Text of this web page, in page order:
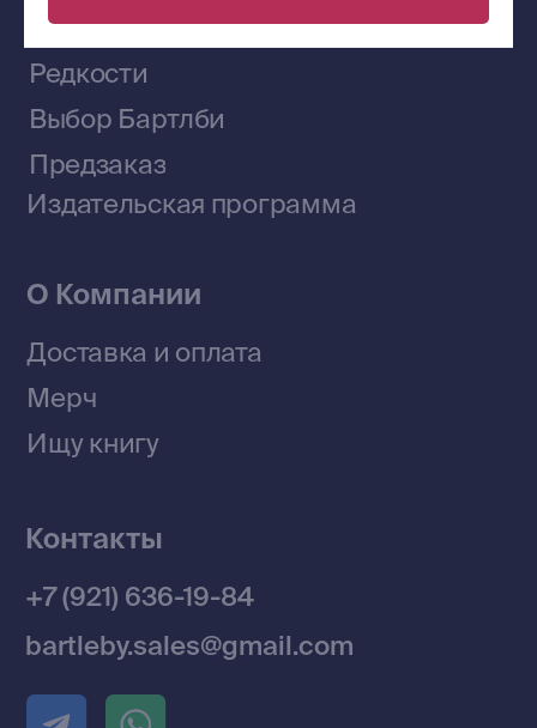
Политика конфиденциальности
Приобрести книги на Ozon